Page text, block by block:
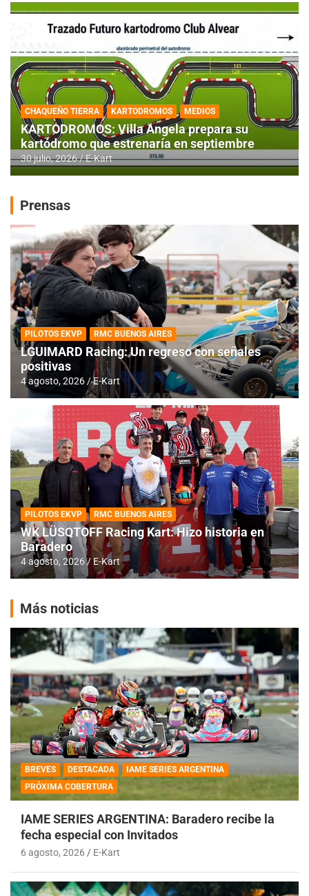
CHAQUEÑO TIERRA KARTODROMOS MEDIOS
KARTODROMOS: Villa Angela prepara su
kartódromo que estrenaría en septiembre
30 julio, 2026 E-Kart
Prensas
PILOTOS EKVP RMC BUENOS AIRES
LGUIMARD Racing: Un regreso con señales
positivas
4 agosto, 2026 E-Kart
PILOTOS EKVP RMC BUENOS AIRES
WK LÜSQTOFF Racing Kart: Hizo historia en
Baradero
4 agosto, 2026 E-Kart
Más noticias
BREVES DESTACADA
IAME SERIES ARGENTINA
PRÓXIMA COBERTURA
IAME SERIES ARGENTINA: Baradero recibe la
fecha especial con Invitados
6 agosto, 2026 E-Kart